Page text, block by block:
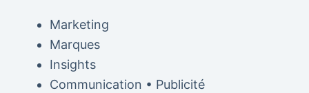
Marketing
Marques
Insights
Communication • Publicité